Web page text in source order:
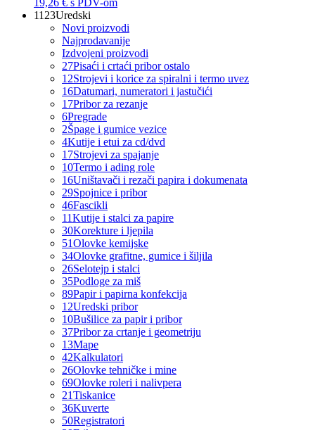
19,26 € s PDV-om
1123Uredski
Novi proizvodi
Najprodavanije
Izdvojeni proizvodi
27Pisaći i crtaći pribor ostalo
12Strojevi i korice za spiralni i termo uvez
16Datumari, numeratori i jastučići
17Pribor za rezanje
6Pregrade
2Špage i gumice vezice
4Kutije i etui za cd/dvd
17Strojevi za spajanje
10Termo i ading role
16Uništavači i rezači papira i dokumenata
29Spojnice i pribor
46Fascikli
11Kutije i stalci za papire
30Korekture i ljepila
51Olovke kemijske
34Olovke grafitne, gumice i šiljila
26Selotejp i stalci
35Podloge za miš
89Papir i papirna konfekcija
12Uredski pribor
10Bušilice za papir i pribor
37Pribor za crtanje i geometriju
13Mape
42Kalkulatori
26Olovke tehničke i mine
69Olovke roleri i nalivpera
21Tiskanice
36Kuverte
50Registratori